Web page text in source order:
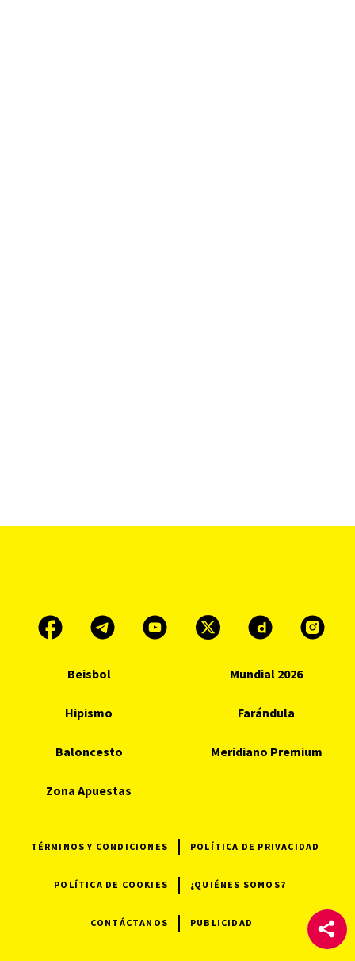
Beisbol Mundial 2026
Hipismo Farándula
Baloncesto Meridiano Premium
Zona Apuestas
TÉRMINOS Y CONDICIONES POLÍTICA DE PRIVACIDAD
POLÍTICA DE COOKIES ¿QUIÉNES SOMOS?
CONTÁCTANOS PUBLICIDAD